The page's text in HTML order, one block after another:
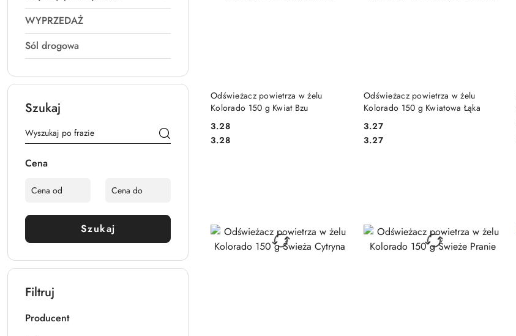
WYPRZEDAŻ
Sól drogowa
Szukaj
Cena
Szukaj
Filtruj
Producent
Odświeżacz powietrza w żelu
Kolorado 150 g Kwiat Bzu
Cena:
3.28
Cena:
3.28
DO KOSZYKA
Odświeżacz powietrza w żelu
Kolorado 150 g Kwiatowa Łąka
Cena:
3.27
Cena:
3.27
DO KOSZYKA